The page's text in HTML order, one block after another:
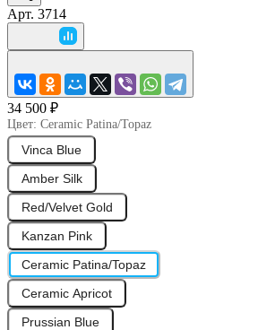
Арт. 3714
34 500 ₽
Цвет: Ceramic Patina/Topaz
Vinca Blue
Amber Silk
Red/Velvet Gold
Kanzan Pink
Ceramic Patina/Topaz
Ceramic Apricot
Prussian Blue